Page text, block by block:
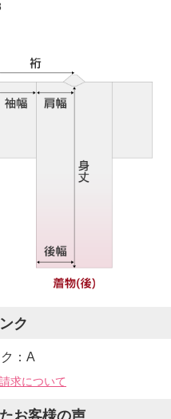
ク
：A
求について